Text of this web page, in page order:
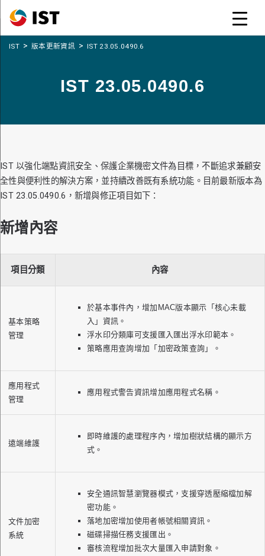
IST > 版本更新資訊 > IST 23.05.0490.6
IST 23.05.0490.6
IST 以強化端點資訊安全、保護企業機密文件為目標，不斷追求兼顧安
全性與便利性的解決方案，並持續改善既有系統功能。目前最新版本為
IST 23.05.0490.6，新增與修正項目如下：
新增內容
項目分類 內容
基本策略
管理
於基本事件內，增加MAC版本顯示「核心未載
入」資訊。
浮水印分類庫可支援匯入匯出浮水印範本。
策略應用查詢增加「加密政策查詢」。
應用程式
管理
應用程式警告資訊增加應用程式名稱。
遠端維護
即時維護的處理程序內，增加樹狀結構的顯示方
式。
文件加密
系統
安全通訊智慧瀏覽器模式，支援穿透壓縮檔加解
密功能。
落地加密增加使用者帳號相關資訊。
磁碟掃描任務支援匯出。
審核流程增加批次大量匯入申請對象。